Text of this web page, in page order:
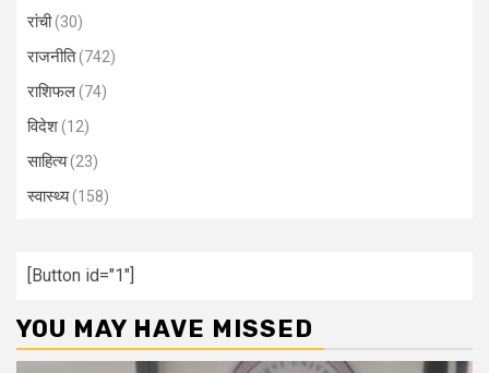
रांची(30)
राजनीति(742)
राशिफल(74)
विदेश(12)
साहित्य(23)
स्वास्थ्य(158)
[Button id="1"]
YOU MAY HAVE MISSED